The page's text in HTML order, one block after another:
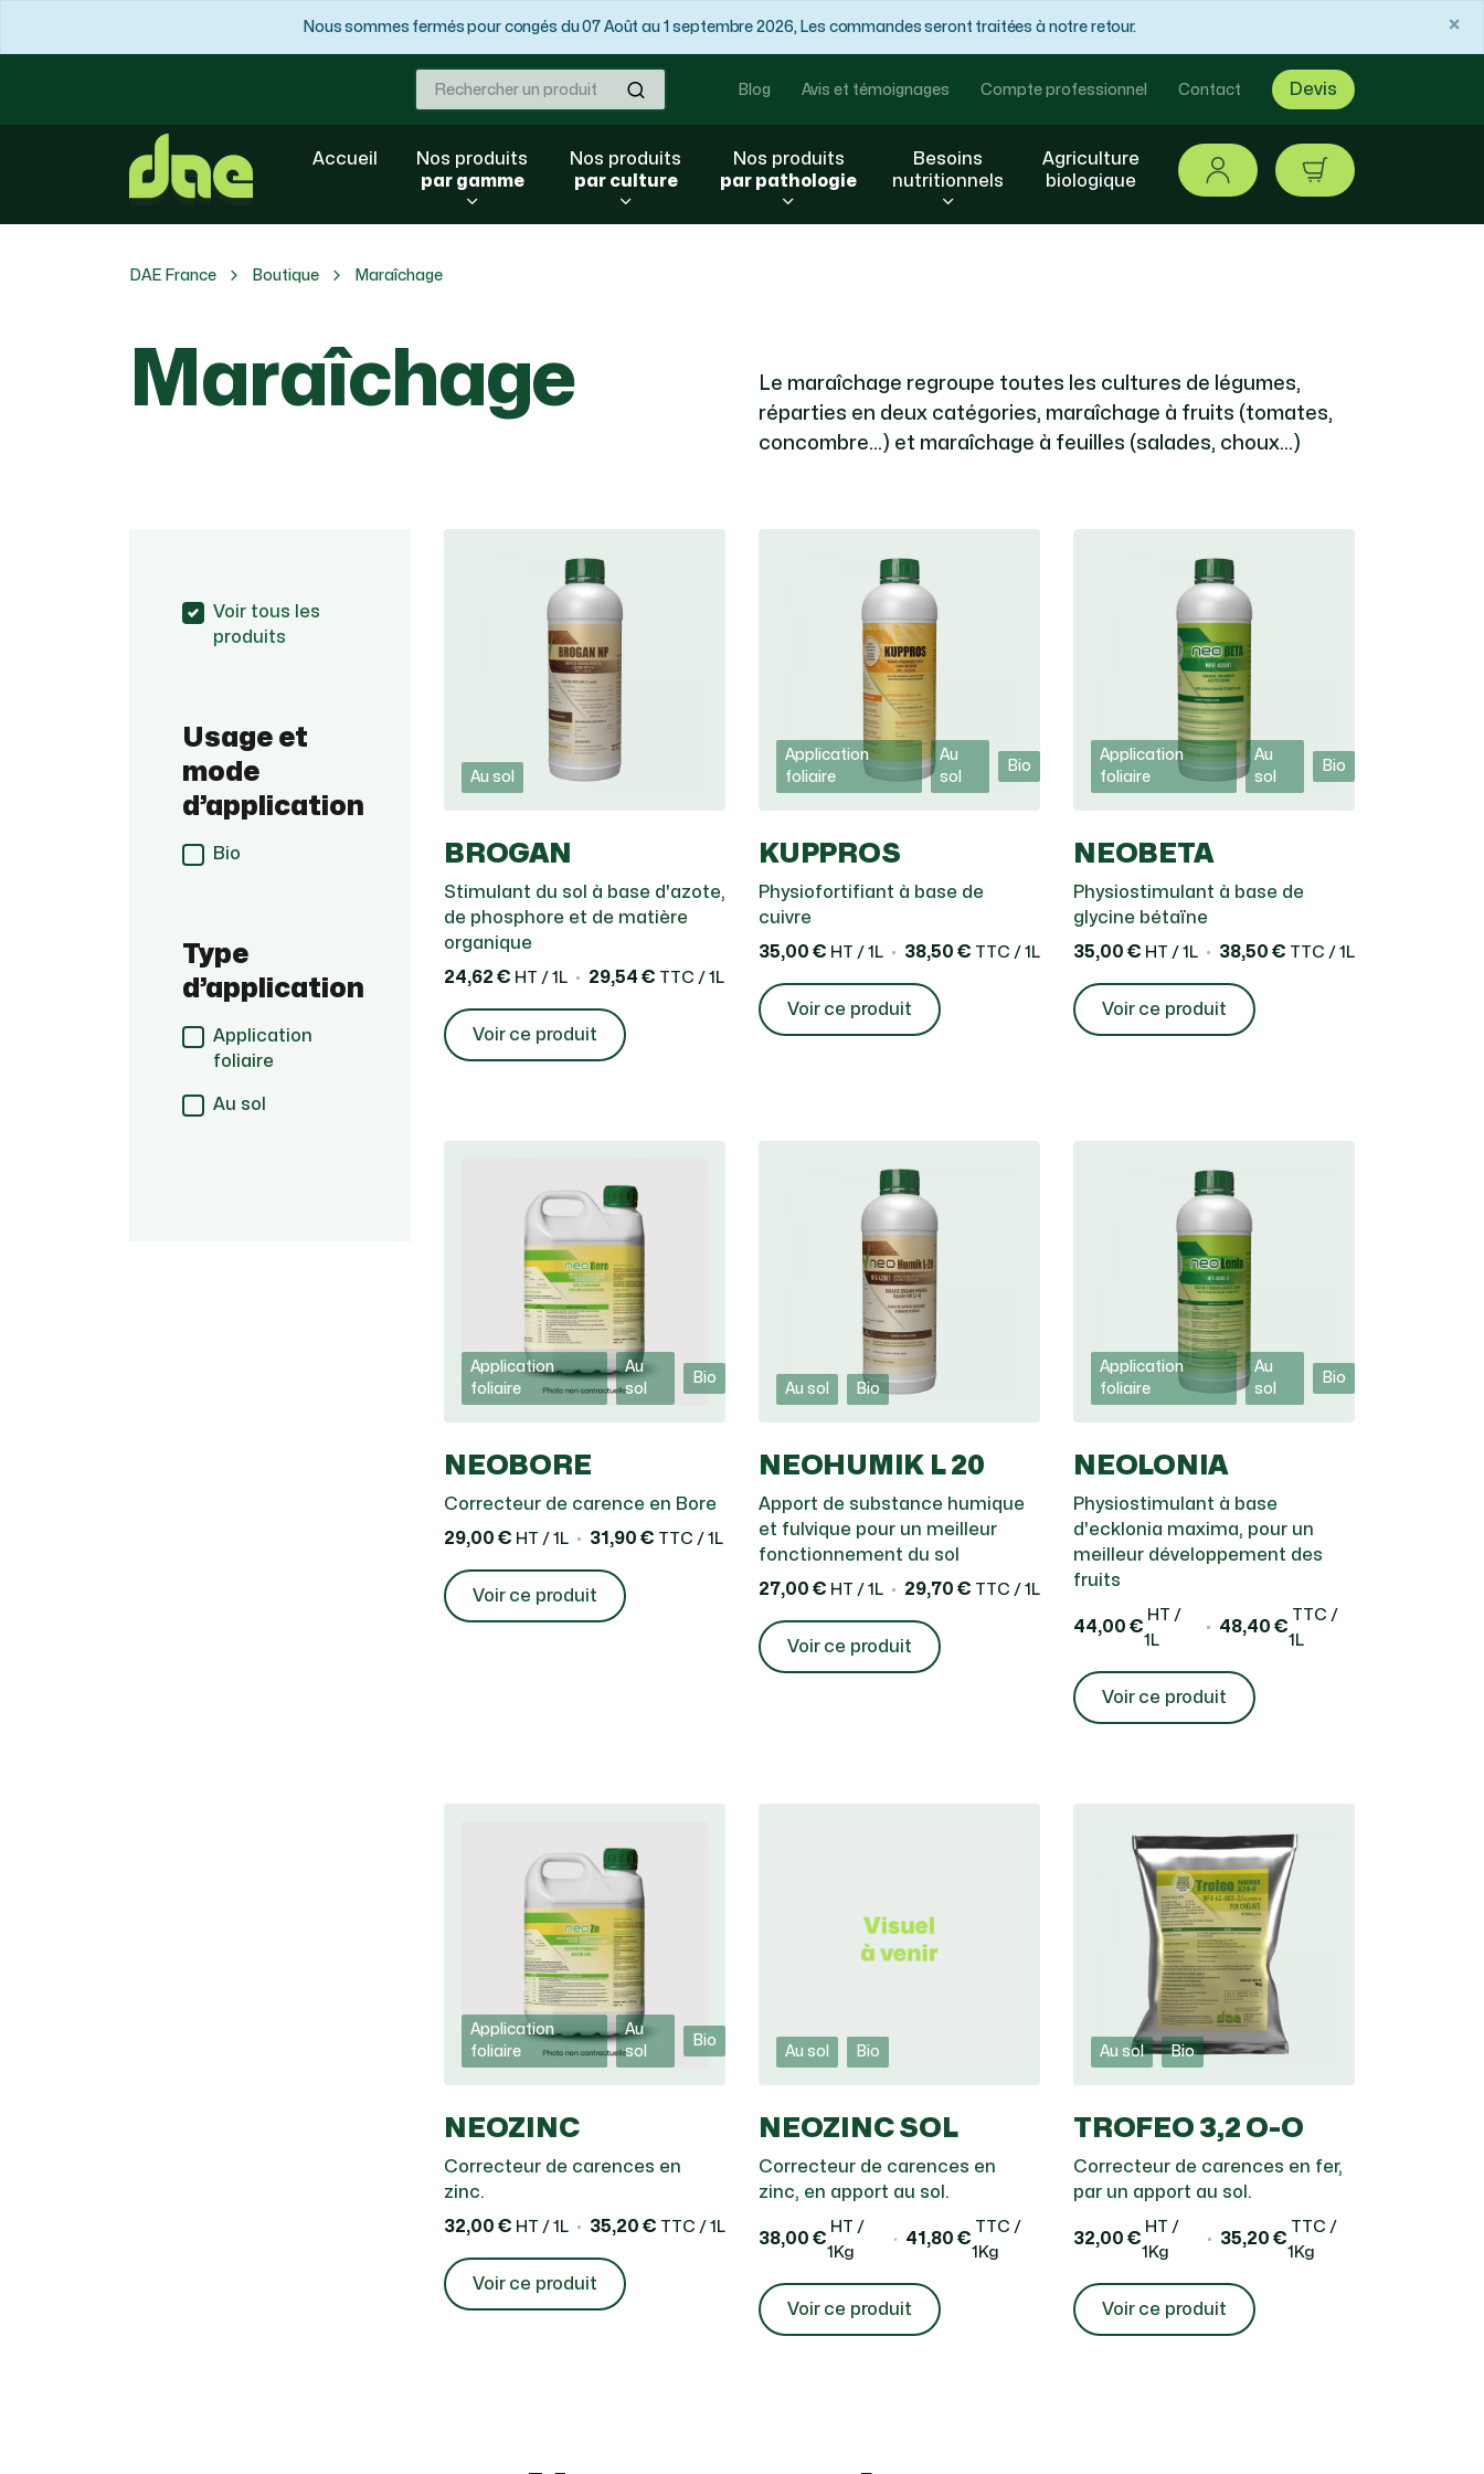
Nous sommes fermés pour congés du 07 Août au 1 septembre 2026, Les commandes seront traitées à notre retour. ×
Blog Avis et témoignages Compte professionnel Contact Devis
Accueil
Nos produits
par gamme
Nos produits
par culture
Nos produits
par pathologie
Besoins
nutritionnels
Agriculture
biologique
Se connecterarticle / 0,00 €
DAE France Boutique Maraîchage
Maraîchage
Le maraîchage regroupe toutes les cultures de légumes,
réparties en deux catégories, maraîchage à fruits (tomates,
concombre…) et maraîchage à feuilles (salades, choux…)
Au sol
BROGAN
Stimulant du sol à base d'azote,
de phosphore et de matière
organique
24,62 € HT / 1L 29,54 € TTC / 1L
Voir ce produit
Application
foliaire
Au
sol
Bio
KUPPROS
Physiofortifiant à base de
cuivre
35,00 € HT / 1L 38,50 € TTC / 1L
Voir ce produit
Application
foliaire
Au
sol
Bio
NEOBETA
Physiostimulant à base de
glycine bétaïne
35,00 € HT / 1L 38,50 € TTC / 1L
Voir ce produit
Application
foliaire
Au
sol
Bio
NEOBORE
Correcteur de carence en Bore
29,00 € HT / 1L 31,90 € TTC / 1L
Voir ce produit
Au sol Bio
NEOHUMIK L 20
Apport de substance humique
et fulvique pour un meilleur
fonctionnement du sol
27,00 € HT / 1L 29,70 € TTC / 1L
Voir ce produit
Application
foliaire
Au
sol
Bio
NEOLONIA
Physiostimulant à base
d'ecklonia maxima, pour un
meilleur développement des
fruits
44,00 €
HT /
1L
48,40 €
TTC /
1L
Voir ce produit
Application
foliaire
Au
sol
Bio
NEOZINC
Correcteur de carences en
zinc.
32,00 € HT / 1L 35,20 € TTC / 1L
Voir ce produit
Au sol Bio
NEOZINC SOL
Correcteur de carences en
zinc, en apport au sol.
38,00 €
HT /
1Kg
41,80 €
TTC /
1Kg
Voir ce produit
Au sol Bio
TROFEO 3,2 O-O
Correcteur de carences en fer,
par un apport au sol.
32,00 €
HT /
1Kg
35,20 €
TTC /
1Kg
Voir ce produit
Voir tous les
produits
Usage et
mode
d’application
Bio
Type
d’application
Application
foliaire
Au sol